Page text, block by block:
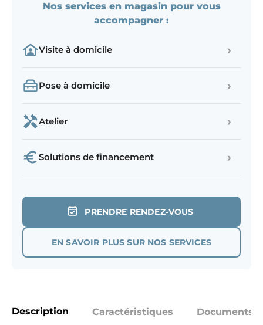
Nos services en magasin pour vous
accompagner :
Visite à domicile ›
Pose à domicile ›
Atelier ›
Solutions de financement ›
PRENDRE RENDEZ-VOUS
EN SAVOIR PLUS SUR NOS SERVICES
Description Caractéristiques Documents